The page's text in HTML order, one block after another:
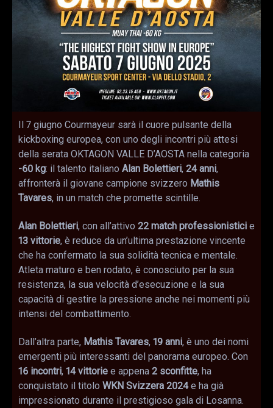
Il 7 giugno Courmayeur sarà il cuore pulsante della
kickboxing europea, con uno degli incontri più attesi
della serata OKTAGON VALLE D’AOSTA nella categoria
-60 kg: il talento italiano Alan Bolettieri, 24 anni,
affronterà il giovane campione svizzero Mathis
Tavares, in un match che promette scintille.
Alan Bolettieri, con all’attivo 22 match professionistici e
13 vittorie, è reduce da un’ultima prestazione vincente
che ha confermato la sua solidità tecnica e mentale.
Atleta maturo e ben rodato, è conosciuto per la sua
resistenza, la sua velocità d’esecuzione e la sua
capacità di gestire la pressione anche nei momenti più
intensi del combattimento.
Dall’altra parte, Mathis Tavares, 19 anni, è uno dei nomi
emergenti più interessanti del panorama europeo. Con
16 incontri, 14 vittorie e appena 2 sconfitte, ha
conquistato il titolo WKN Svizzera 2024e ha già
impressionato durante il prestigioso gala di Losanna.